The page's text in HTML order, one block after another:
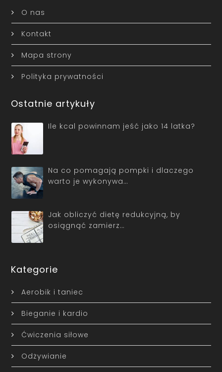
O nas
Kontakt
Mapa strony
Polityka prywatności
Ostatnie artykuły
Ile kcal powinnam jeść jako 14 latka?
Na co pomagają pompki i dlaczego
warto je wykonywa…
Jak obliczyć dietę redukcyjną, by
osiągnąć zamierz…
Kategorie
Aerobik i taniec
Bieganie i kardio
Ćwiczenia siłowe
Odżywianie